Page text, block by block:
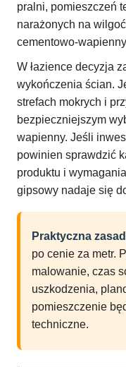
pralni, pomieszczeń
narażonych na
cementowo-
W łazience decyzja
wykończenia ścian.
strefach mokrych i
bezpieczniejszym
wapienny. Jeśli
powinien sprawdzić
produktu i
gipsowy nadaje się
Praktyczna
po cenie za metr.
malowanie, czas
uszkodzenia,
pomieszczenie
techniczne.